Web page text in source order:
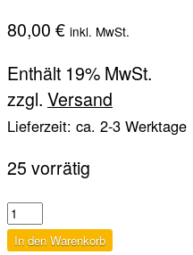
80,00 € inkl. MwSt.
Enthält 19% MwSt.
zzgl. Versand
Lieferzeit: ca. 2-3 Werktage
25 vorrätig
JS
55In den Warenkorb